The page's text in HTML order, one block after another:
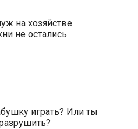
на хозяйстве
не остались
играть? Или ты